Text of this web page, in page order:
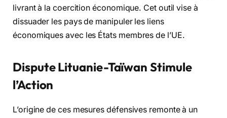
livrant à la coercition économique. Cet outil vise à
dissuader les pays de manipuler les liens
économiques avec les États membres de l’UE.
Dispute Lituanie-Taïwan Stimule
l’Action
L’origine de ces mesures défensives remonte à un